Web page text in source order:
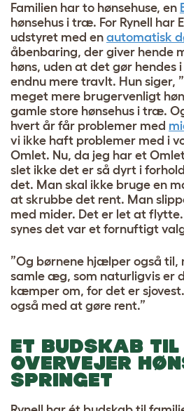
Familien har to hønsehuse, en
hønsehus i træ. For Rynell har
udstyret med en automatisk
åbenbaring, der giver hende
høns, uden at det gør hendes
endnu mere travlt. Hun siger,
meget mere brugervenligt
gamle store hønsehus i træ.
hvert år får problemer med
vi ikke haft problemer med i
Omlet. Nu, da jeg har et
slet ikke det er så dyrt i
det. Man skal ikke bruge en
at skrubbe det rent. Man
med mider. Det er let at
synes det var et fornuftigt
”Og børnene hjælper også til,
samle æg, som naturligvis er
kæmper om, for det er
også med at gøre rent.”
ET BUDSKAB TIL
OVERVEJER
SPRINGET